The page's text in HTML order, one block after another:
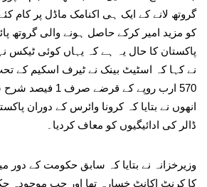
گروتھ لانے کے ایک ہی اکنامک ماڈل پر کام
کو مزید امیر کرکے حاصل ہونے والی گروتھ
پاکستان کا حال یہ ہے کہ یہاں کوئی ٹیکس
نے کہا کہ اسٹیٹ بینک نے ٹیرف اسکیم کے
570 ارب روپے کے
ڈالر کی ادائیگیوں کو معاف کردیا۔